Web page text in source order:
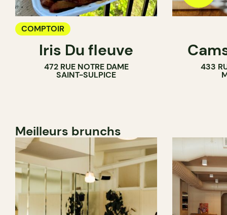
COMPTOIR
Iris Du fleuve
472 RUE NOTRE DAME
SAINT-SULPICE
433
Meilleurs brunchs